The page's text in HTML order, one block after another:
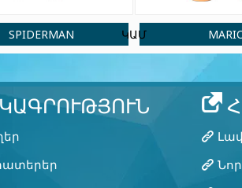
SPIDERMAN ԿԱՄ